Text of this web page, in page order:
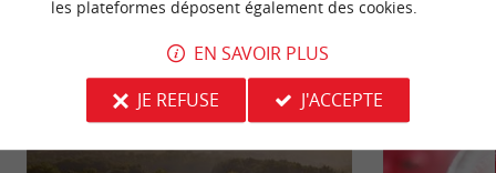
NOUS AVONS TESTÉPOUR VOUS
les plateformes déposent également des cookies.
EN SAVOIR PLUS
JE REFUSE
J'ACCEPTE